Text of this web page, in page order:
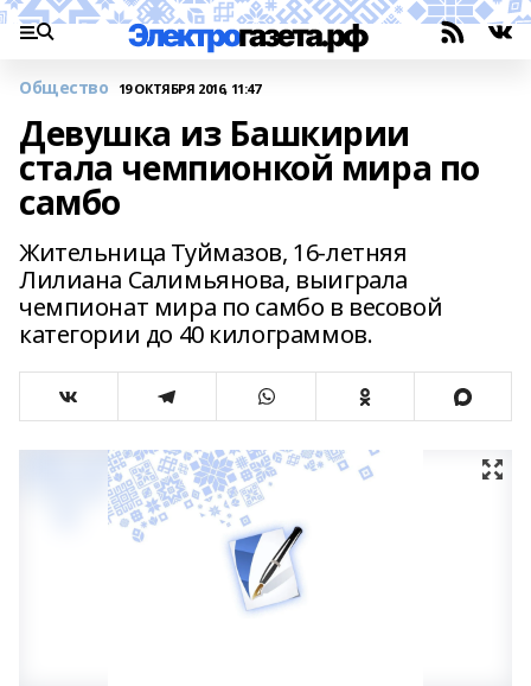
Общество 19 ОКТЯБРЯ 2016, 11:47
Девушка из Башкирии
стала чемпионкой мира по
самбо
Жительница Туймазов, 16-летняя
Лилиана Салимьянова, выиграла
чемпионат мира по самбо в весовой
категории до 40 килограммов.